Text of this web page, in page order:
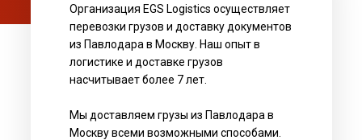
Организация EGS Logistics осуществляет
перевозки грузов и доставку документов
из Павлодара в Москву. Наш опыт в
логистике и доставке грузов
насчитывает более 7 лет.
Мы доставляем грузы из Павлодара в
Москву всеми возможными способами.